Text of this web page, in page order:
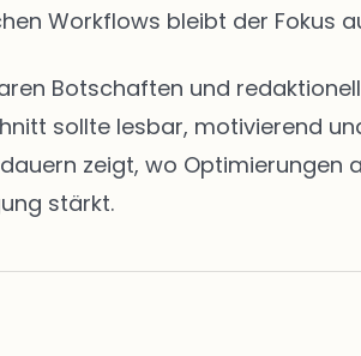
Workflows bleibt der Fokus
Botschaften und
sollte lesbar, motivierend
zeigt, wo
stärkt.